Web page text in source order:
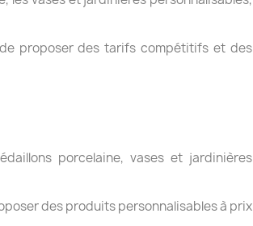
proposer des tarifs compétitifs et des
porcelaine, vases et jardinières
des produits personnalisables à prix